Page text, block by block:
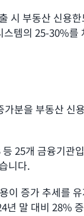
부동산 신용
템의 25-30%를
분을 부동산
개 금융기관
니다.
증가 추세를
년 말 대비 28%